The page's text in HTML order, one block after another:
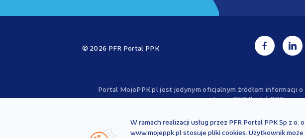
© 2026 PFR Portal PPK
Portal MojePPK.pl jest jedynym oficjalnym źródłem informacji
operatora - PFR Portal PPK sp. z
przepisów prawa i każdorazowo powinny być interpretowane
nie stanowią porady prawnej,
W ramach realizacji usług przez PFR Portal PPK Sp z
www.mojeppk.pl stosuje pliki cookies. Użytkownik